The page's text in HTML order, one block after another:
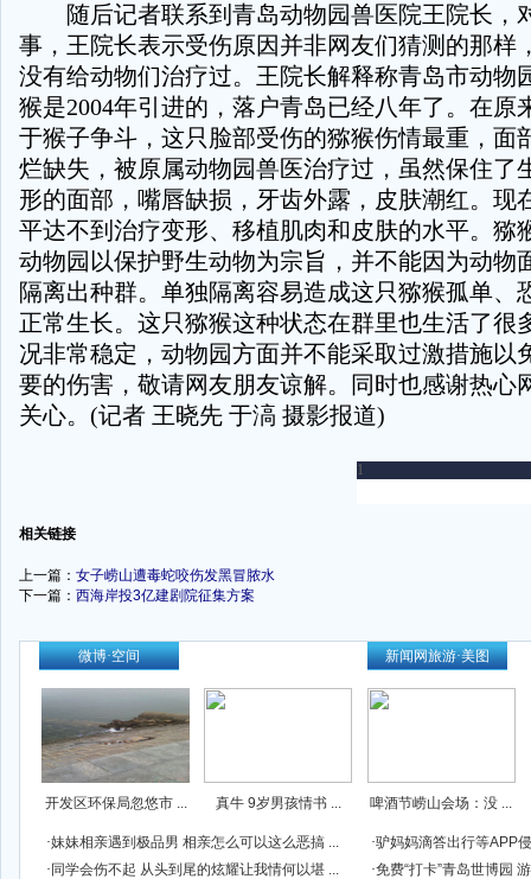
随后记者联系到青岛动物园兽医院王院长，
事，王院长表示受伤原因并非网友们猜测的那样
没有给动物们治疗过。王院长解释称青岛市动物
猴是2004年引进的，落户青岛已经八年了。在原
于猴子争斗，这只脸部受伤的猕猴伤情最重，面
烂缺失，被原属动物园兽医治疗过，虽然保住了
形的面部，嘴唇缺损，牙齿外露，皮肤潮红。现
平达不到治疗变形、移植肌肉和皮肤的水平。猕
动物园以保护野生动物为宗旨，并不能因为动物
隔离出种群。单独隔离容易造成这只猕猴孤单、
正常生长。这只猕猴这种状态在群里也生活了很
况非常稳定，动物园方面并不能采取过激措施以
要的伤害，敬请网友朋友谅解。同时也感谢热心
关心。(记者 王晓先 于滈 摄影报道)
相关链接
上一篇： 女子崂山遭毒蛇咬伤发黑冒脓水
下一篇： 西海岸投3亿建剧院征集方案